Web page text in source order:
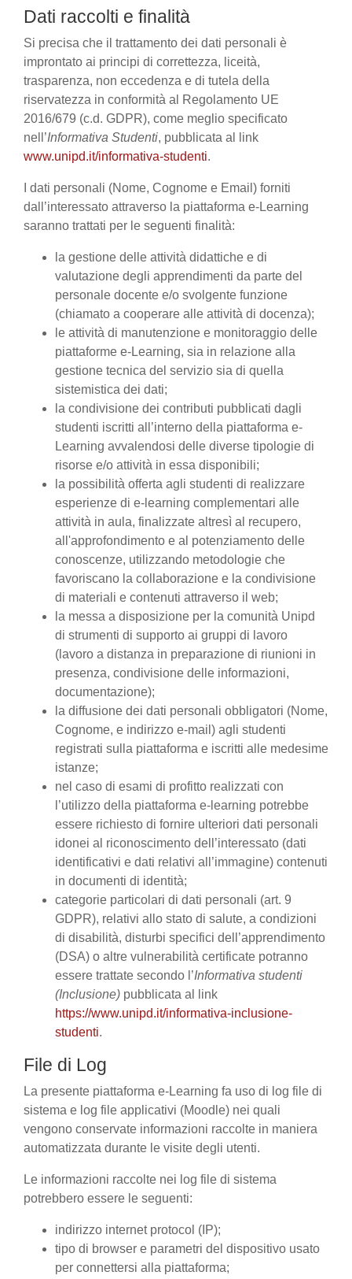
Dati raccolti e finalità
Si precisa che il trattamento dei dati personali è
improntato ai principi di correttezza, liceità,
trasparenza, non eccedenza e di tutela della
riservatezza in conformità al Regolamento UE
2016/679 (c.d. GDPR), come meglio specificato
nell’Informativa Studenti, pubblicata al link
www.unipd.it/informativa-studenti.
I dati personali (Nome, Cognome e Email) forniti
dall’interessato attraverso la piattaforma e-Learning
saranno trattati per le seguenti finalità:
la gestione delle attività didattiche e di
valutazione degli apprendimenti da parte del
personale docente e/o svolgente funzione
(chiamato a cooperare alle attività di docenza);
le attività di manutenzione e monitoraggio delle
piattaforme e-Learning, sia in relazione alla
gestione tecnica del servizio sia di quella
sistemistica dei dati;
la condivisione dei contributi pubblicati dagli
studenti iscritti all’interno della piattaforma e-
Learning avvalendosi delle diverse tipologie di
risorse e/o attività in essa disponibili;
la possibilità offerta agli studenti di realizzare
esperienze di e-learning complementari alle
attività in aula, finalizzate altresì al recupero,
all'approfondimento e al potenziamento delle
conoscenze, utilizzando metodologie che
favoriscano la collaborazione e la condivisione
di materiali e contenuti attraverso il web;
la messa a disposizione per la comunità Unipd
di strumenti di supporto ai gruppi di lavoro
(lavoro a distanza in preparazione di riunioni in
presenza, condivisione delle informazioni,
documentazione);
la diffusione dei dati personali obbligatori (Nome,
Cognome, e indirizzo e-mail) agli studenti
registrati sulla piattaforma e iscritti alle medesime
istanze;
nel caso di esami di profitto realizzati con
l’utilizzo della piattaforma e-learning potrebbe
essere richiesto di fornire ulteriori dati personali
idonei al riconoscimento dell’interessato (dati
identificativi e dati relativi all’immagine) contenuti
in documenti di identità;
categorie particolari di dati personali (art. 9
GDPR), relativi allo stato di salute, a condizioni
di disabilità, disturbi specifici dell’apprendimento
(DSA) o altre vulnerabilità certificate potranno
essere trattate secondo l’Informativa studenti
(Inclusione) pubblicata al link
https://www.unipd.it/informativa-inclusione-
studenti.
File di Log
La presente piattaforma e-Learning fa uso di log file di
sistema e log file applicativi (Moodle) nei quali
vengono conservate informazioni raccolte in maniera
automatizzata durante le visite degli utenti.
Le informazioni raccolte nei log file di sistema
potrebbero essere le seguenti:
indirizzo internet protocol (IP);
tipo di browser e parametri del dispositivo usato
per connettersi alla piattaforma;